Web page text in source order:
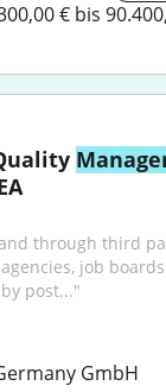
€ bis
through third
job
post..."
GmbH